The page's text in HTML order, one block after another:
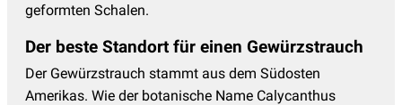
geformten Schalen.
Der beste Standort für einen Gewürzstrauch
Der Gewürzstrauch stammt aus dem Südosten
Amerikas. Wie der botanische Name Calycanthus